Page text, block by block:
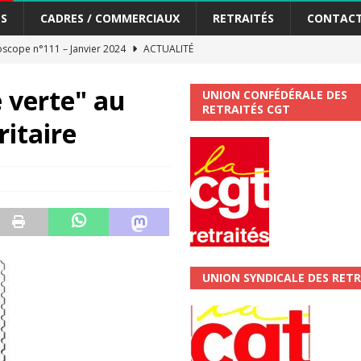
CADRES / COMMERCIAUX RETRAITÉS
n°111 – Janvier 2024
ACTUALITÉ
Gardons la main sur nos congés !
et…. des augmentations pour les salariéS !!!
de développement de la Direction Commerciale DDCE/Télévente :
Sociales et Culturelles : Un droit, pas un cadeau !
n°126
verte" au
UNION CONFÉDÉRALE DES
RETRAITÉS CGT
UNION SYNDICALE DES